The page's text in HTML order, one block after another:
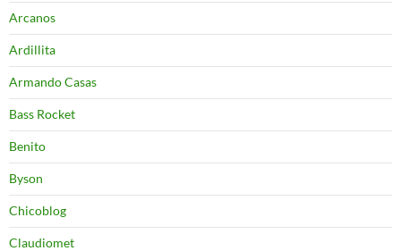
Arcanos
Ardillita
Armando Casas
Bass Rocket
Benito
Byson
Chicoblog
Claudiomet